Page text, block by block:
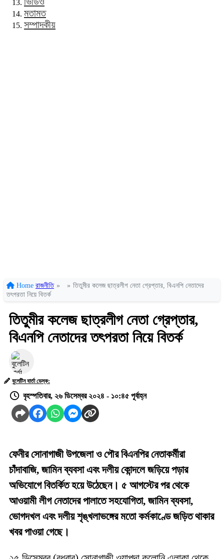
মতামত
সম্পাদকীয়
Home রাজনীতি » » তিতুমীর কলেজ ছাত্রলীগ নেতা গ্রেপ্তার, বিএনপি নেতাদের
তৎপরতা নিয়ে বিতর্ক
তিতুমীর কলেজ ছাত্রলীগ নেতা গ্রেপ্তার,
বিএনপি নেতাদের তৎপরতা নিয়ে বিতর্ক
বুলেটিন বার্তা ডেস্ক:
বৃহস্পতিবার, ২৬ ডিসেম্বর ২০২৪ - ১০:৪৫ পূর্বাহ্ন
ফেনীর সোনাগাজী উপজেলা ও পৌর বিএনপির নেতাকর্মীরা
চাঁদাবাজি, জামিন ব্যবসা এবং দলীয় কোন্দলে জড়িয়ে পড়ার
অভিযোগে বিতর্কিত হয়ে উঠেছেন। ৫ আগস্টের পর থেকে
আওয়ামী লীগ নেতাদের পালাতে সহযোগিতা, জামিন ব্যবসা,
ভোগদখল এবং দলীয় শৃঙ্খলাভঙ্গের মতো কর্মকাণ্ডে জড়িত থাকার
খবর পাওয়া গেছে।